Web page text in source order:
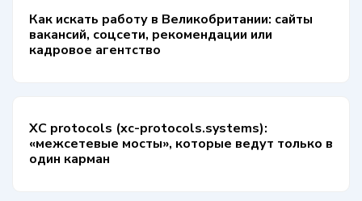
Как искать работу в Великобритании: сайты
вакансий, соцсети, рекомендации или
кадровое агентство
XC protocols (xc-protocols.systems):
«межсетевые мосты», которые ведут только в
один карман